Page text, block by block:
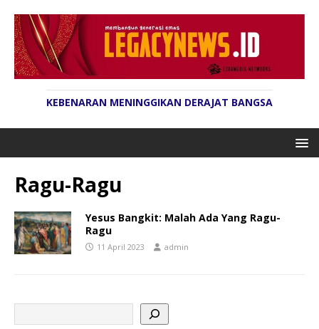
KEBENARAN MENINGGIKAN DERAJAT BANGSA
Ragu-Ragu
Yesus Bangkit: Malah Ada Yang Ragu-
Ragu
11 April 2023 admin